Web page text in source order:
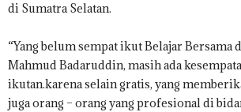
di Sumatra Selatan.
“Yang belum sempat ikut Belajar Bersama
Mahmud Badaruddin, masih ada
ikutan.karena selain gratis, yang
juga orang – orang yang profesional di